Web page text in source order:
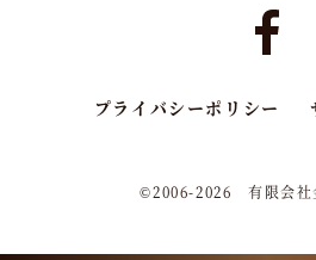
プライバシーポリシー
©2006-2026 有限会社